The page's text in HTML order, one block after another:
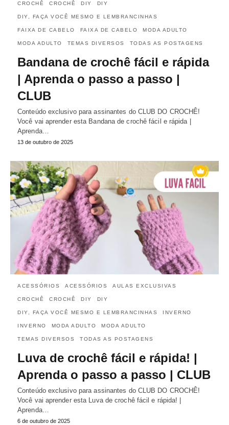
CROCHÊ CROCHÊ DIY DIY
DIY, FAÇA VOCÊ MESMO E LEMBRANCINHAS
FAIXA DE CABELO FAIXA DE CABELO MODA ADULTO
MODA ADULTO TEMAS DIVERSOS TODAS AS POSTAGENS
Bandana de crochê fácil e rápida
| Aprenda o passo a passo |
CLUB
Conteúdo exclusivo para assinantes do CLUB DO CROCHÊ!
Você vai aprender esta Bandana de crochê fácil e rápida |
Aprenda…
13 de outubro de 2025
ACESSÓRIOS ACESSÓRIOS AULAS EXCLUSIVAS
CROCHÊ CROCHÊ DIY DIY
DIY, FAÇA VOCÊ MESMO E LEMBRANCINHAS INVERNO
INVERNO MODA ADULTO MODA ADULTO
TEMAS DIVERSOS TODAS AS POSTAGENS
Luva de crochê fácil e rápida! |
Aprenda o passo a passo | CLUB
Conteúdo exclusivo para assinantes do CLUB DO CROCHÊ!
Você vai aprender esta Luva de crochê fácil e rápida! |
Aprenda…
6 de outubro de 2025